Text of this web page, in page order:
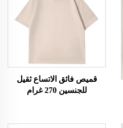
قميص فائق الاتساع ثقيل
للجنسين 270 غرام